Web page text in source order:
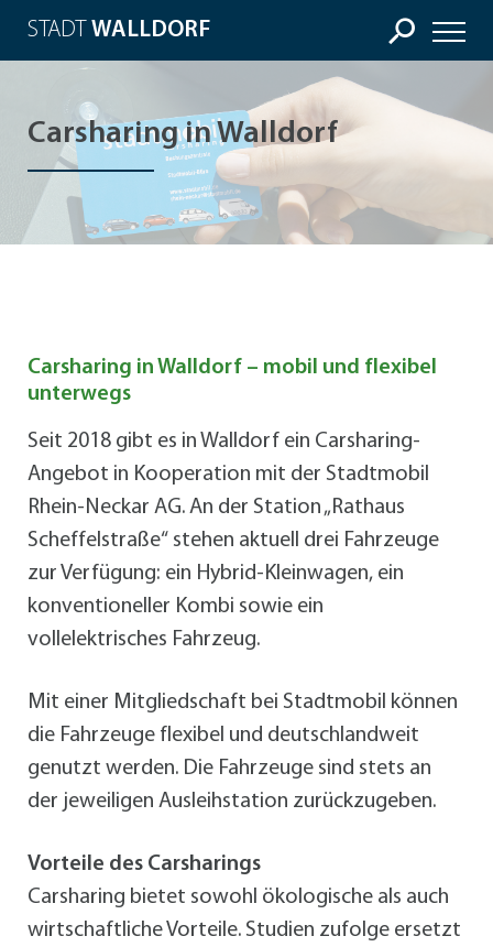
STADT WALLDORF
Carsharing in Walldorf
Carsharing in Walldorf – mobil und flexibel
unterwegs
Seit 2018 gibt es in Walldorf ein Carsharing-
Angebot in Kooperation mit der Stadtmobil
Rhein-Neckar AG. An der Station „Rathaus
Scheffelstraße“ stehen aktuell drei Fahrzeuge
zur Verfügung: ein Hybrid-Kleinwagen, ein
konventioneller Kombi sowie ein
vollelektrisches Fahrzeug.
Mit einer Mitgliedschaft bei Stadtmobil können
die Fahrzeuge flexibel und deutschlandweit
genutzt werden. Die Fahrzeuge sind stets an
der jeweiligen Ausleihstation zurückzugeben.
Vorteile des Carsharings
Carsharing bietet sowohl ökologische als auch
wirtschaftliche Vorteile. Studien zufolge ersetzt